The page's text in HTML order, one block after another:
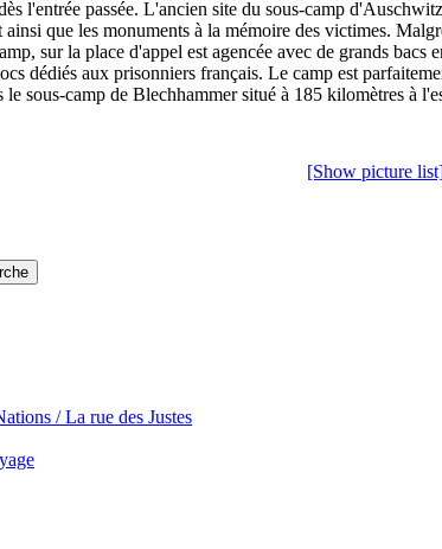
l'entrée passée. L'ancien site du sous-camp
que les monuments à la mémoire des victimes.
sur la place d'appel est agencée avec de grands
dédiés aux prisonniers français. Le camp est
sous-camp de Blechhammer situé à 185 kilomètres à
[Show picture
/ La rue des Justes